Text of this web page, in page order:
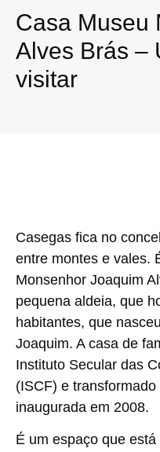
Casa Museu
Alves Brás –
visitar
Casegas fica no
entre montes e vales.
Monsenhor Joaquim
pequena aldeia, que
habitantes, que
Joaquim. A casa de
Instituto Secular das
(ISCF) e
inaugurada em 2008.
É um espaço que